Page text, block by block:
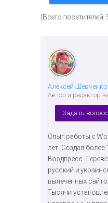
(Всего посетителей:
Алексей Шевченко
Автор и редактор
Задать вопрос
Опыт работы с
лет. Создал более
Вордпресс.
русский и
вылеченных
Тысячи